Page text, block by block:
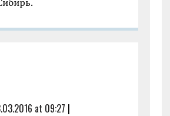
at 09:27 |